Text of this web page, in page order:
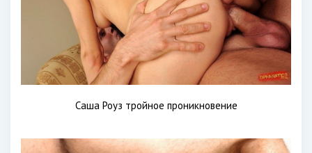
Саша Роуз тройное проникновение